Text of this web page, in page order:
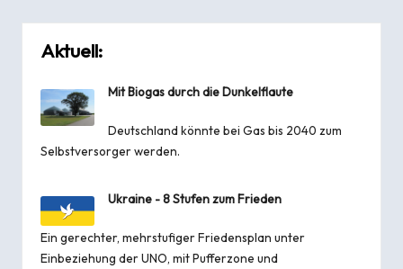
h
Aktuell:
Mit Biogas durch die Dunkelflaute
Deutschland könnte bei Gas bis 2040 zum
Selbstversorger werden.
Ukraine - 8 Stufen zum Frieden
Ein gerechter, mehrstufiger Friedensplan unter
Einbeziehung der UNO, mit Pufferzone und